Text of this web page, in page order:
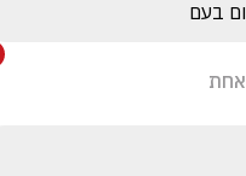
בעם
אחת